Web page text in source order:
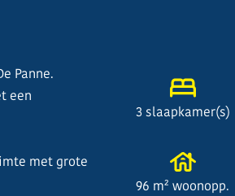
Panne.
een
met grote
3 slaapkamer(s)
96 m² woonopp.